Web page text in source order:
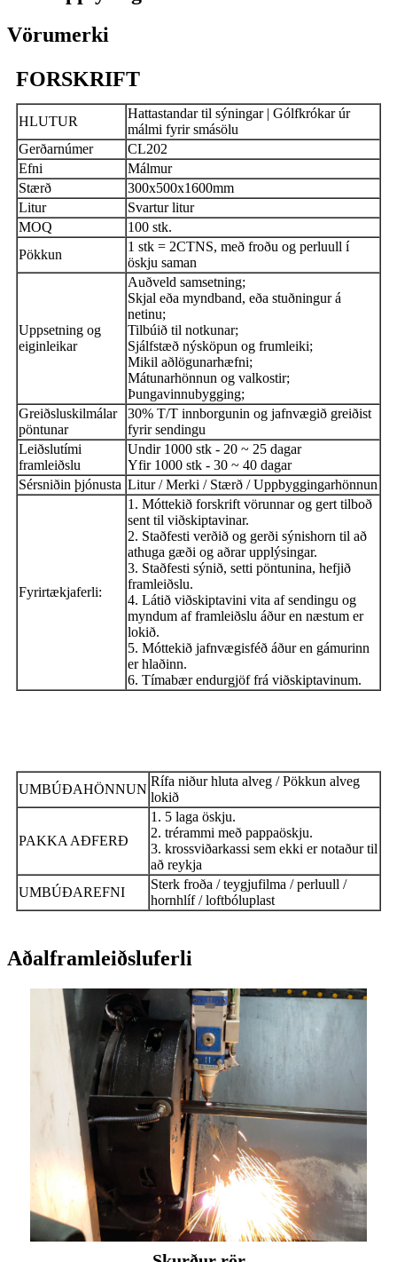
Vörumerki
FORSKRIFT
HLUTUR
Hattastandar til sýningar | Gólfkrókar úr
málmi fyrir smásölu
Gerðarnúmer
CL202
Efni
Málmur
Stærð
300x500x1600mm
Litur
Svartur litur
MOQ
100 stk.
Pökkun
1 stk = 2CTNS, með froðu og perluull í
öskju saman
Uppsetning og
eiginleikar
Auðveld samsetning;
Skjal eða myndband, eða stuðningur á
netinu;
Tilbúið til notkunar;
Sjálfstæð nýsköpun og frumleiki;
Mikil aðlögunarhæfni;
Mátunarhönnun og valkostir;
Þungavinnubygging;
Greiðsluskilmálar
pöntunar
30% T/T innborgunin og jafnvægið greiðist
fyrir sendingu
Leiðslutími
framleiðslu
Undir 1000 stk - 20 ~ 25 dagar
Yfir 1000 stk - 30 ~ 40 dagar
Sérsniðin þjónusta Litur / Merki / Stærð / Uppbyggingarhönnun
Fyrirtækjaferli:
1. Móttekið forskrift vörunnar og gert tilboð
sent til viðskiptavinar.
2. Staðfesti verðið og gerði sýnishorn til að
athuga gæði og aðrar upplýsingar.
3. Staðfesti sýnið, setti pöntunina, hefjið
framleiðslu.
4. Látið viðskiptavini vita af sendingu og
myndum af framleiðslu áður en næstum er
lokið.
5. Móttekið jafnvægisféð áður en gámurinn
er hlaðinn.
6. Tímabær endurgjöf frá viðskiptavinum.
UMBÚÐAHÖNNUN
Rífa niður hluta alveg / Pökkun alveg
lokið
PAKKA AÐFERÐ
1. 5 laga öskju.
2. trérammi með pappaöskju.
3. krossviðarkassi sem ekki er notaður til
að reykja
UMBÚÐAREFNI
Sterk froða / teygjufilma / perluull /
hornhlíf / loftbóluplast
Aðalframleiðsluferli